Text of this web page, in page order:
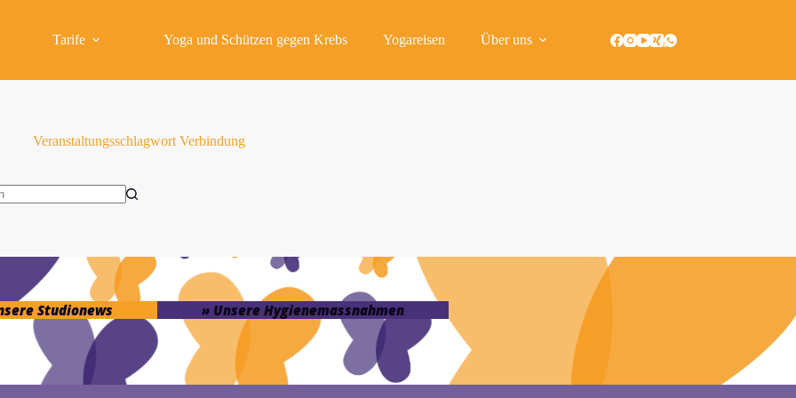
Tarife Yoga und Schützen gegen Krebs Yogareisen Über uns
Veranstaltungsschlagwort Verbindung
Studionews » Unsere Hygienemassnahmen